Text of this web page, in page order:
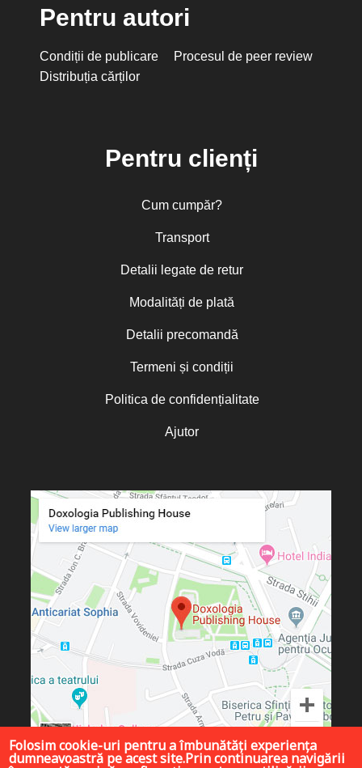
Pentru autori
Condiții de publicare
Procesul de peer review
Distribuția cărților
Pentru clienți
Cum cumpăr?
Transport
Detalii legate de retur
Modalități de plată
Detalii precomandă
Termeni și condiții
Politica de confidențialitate
Ajutor
Folosim cookie-uri pentru a îmbunătăți experiența
dumneavoastră pe acest site.Prin continuarea navigării